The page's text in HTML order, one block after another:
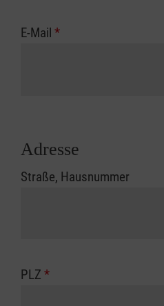
E-Mail *
Adresse
Straße, Hausnummer
PLZ *